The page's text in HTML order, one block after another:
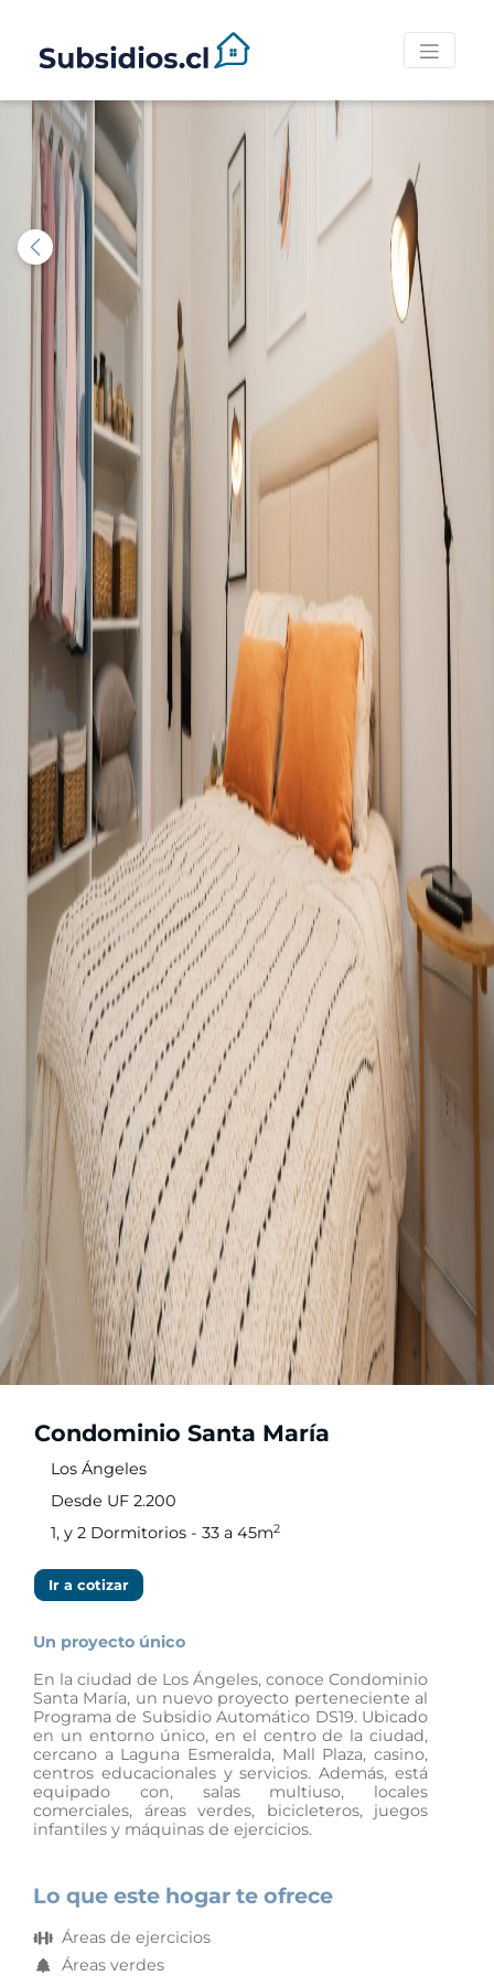
Condominio Santa María
Los Ángeles
Desde UF 2.200
1, y 2 Dormitorios - 33 a 45m2
Ir a cotizar
Un proyecto único
En la ciudad de Los Ángeles, conoce Condominio
Santa María, un nuevo proyecto perteneciente al
Programa de Subsidio Automático DS19. Ubicado
en un entorno único, en el centro de la ciudad,
cercano a Laguna Esmeralda, Mall Plaza, casino,
centros educacionales y servicios. Además, está
equipado con, salas multiuso, locales
comerciales, áreas verdes, bicicleteros, juegos
infantiles y máquinas de ejercicios.
Lo que este hogar te ofrece
Áreas de ejercicios
Áreas verdes